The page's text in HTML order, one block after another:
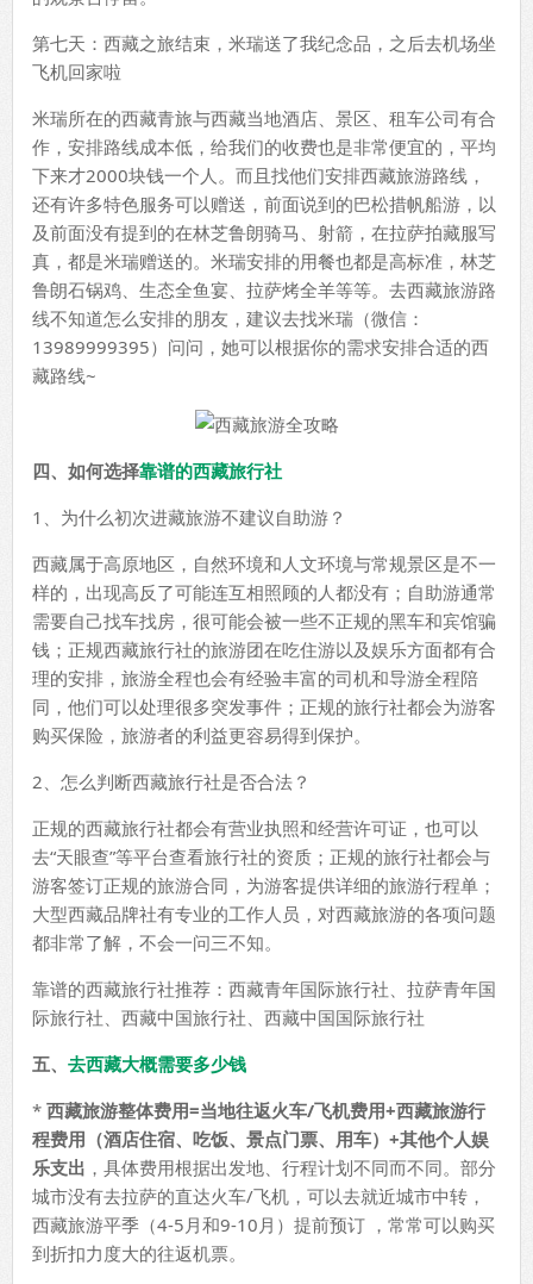
第七天：西藏之旅结束，米瑞送了我纪念品，之后去机场坐
飞机回家啦
米瑞所在的西藏青旅与西藏当地酒店、景区、租车公司有合
作，安排路线成本低，给我们的收费也是非常便宜的，平均
下来才2000块钱一个人。而且找他们安排西藏旅游路线，
还有许多特色服务可以赠送，前面说到的巴松措帆船游，以
及前面没有提到的在林芝鲁朗骑马、射箭，在拉萨拍藏服写
真，都是米瑞赠送的。米瑞安排的用餐也都是高标准，林芝
鲁朗石锅鸡、生态全鱼宴、拉萨烤全羊等等。去西藏旅游路
线不知道怎么安排的朋友，建议去找米瑞（微信：
13989999395）问问，她可以根据你的需求安排合适的西
藏路线~
四、如何选择靠谱的西藏旅行社
1、为什么初次进藏旅游不建议自助游？
西藏属于高原地区，自然环境和人文环境与常规景区是不一
样的，出现高反了可能连互相照顾的人都没有；自助游通常
需要自己找车找房，很可能会被一些不正规的黑车和宾馆骗
钱；正规西藏旅行社的旅游团在吃住游以及娱乐方面都有合
理的安排，旅游全程也会有经验丰富的司机和导游全程陪
同，他们可以处理很多突发事件；正规的旅行社都会为游客
购买保险，旅游者的利益更容易得到保护。
2、怎么判断西藏旅行社是否合法？
正规的西藏旅行社都会有营业执照和经营许可证，也可以
去“天眼查”等平台查看旅行社的资质；正规的旅行社都会与
游客签订正规的旅游合同，为游客提供详细的旅游行程单；
大型西藏品牌社有专业的工作人员，对西藏旅游的各项问题
都非常了解，不会一问三不知。
靠谱的西藏旅行社推荐：西藏青年国际旅行社、拉萨青年国
际旅行社、西藏中国旅行社、西藏中国国际旅行社
五、 去西藏大概需要多少钱
* 西藏旅游整体费用=当地往返火车/飞机费用+西藏旅游行
程费用（酒店住宿、吃饭、景点门票、用车）+其他个人娱
乐支出 ，具体费用根据出发地、行程计划不同而不同。部分
城市没有去拉萨的直达火车/飞机，可以去就近城市中转，
西藏旅游平季（4-5月和9-10月）提前预订 ，常常可以购买
到折扣力度大的往返机票。